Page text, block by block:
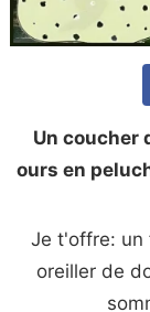
Un coucher
ours en
Je t'offre: un
oreiller de